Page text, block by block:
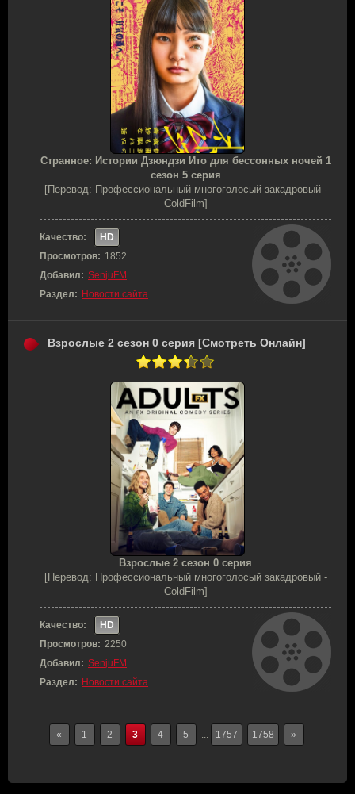
Странное: Истории Дзюндзи Ито для бессонных ночей 1
сезон 5 серия
[Перевод: Профессиональный многоголосый закадровый -
ColdFilm]
Качество:
HD
Просмотров: 1852
Добавил: SenjuFM
Раздел: Новости сайта
Взрослые 2 сезон 0 серия [Смотреть Онлайн]
Взрослые 2 сезон 0 серия
[Перевод: Профессиональный многоголосый закадровый -
ColdFilm]
Качество:
HD
Просмотров: 2250
Добавил: SenjuFM
Раздел: Новости сайта
« 1 2 3 4 5 ... 1757 1758 »